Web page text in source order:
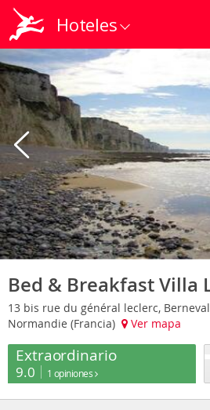
Hoteles
Bed & Breakfast Villa
13 bis rue du général leclerc,
Normandie (Francia)
Ver mapa
Extraordinario
9.0 1 opiniones